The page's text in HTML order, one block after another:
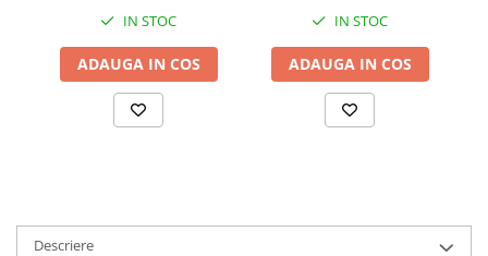
IN STOC
ADAUGA IN COS
IN STOC
ADAUGA IN COS
Descriere